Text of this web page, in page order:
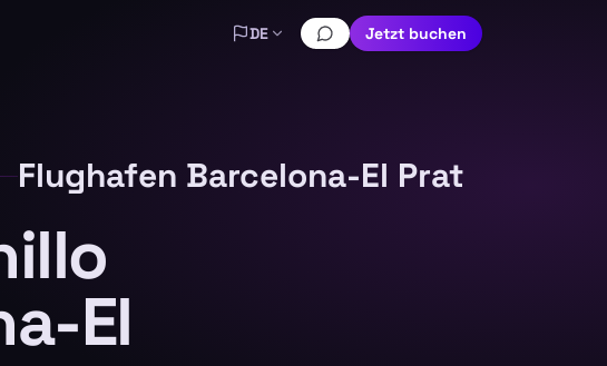
DE Jetzt buchen
Flughafen Barcelona-El Prat
El